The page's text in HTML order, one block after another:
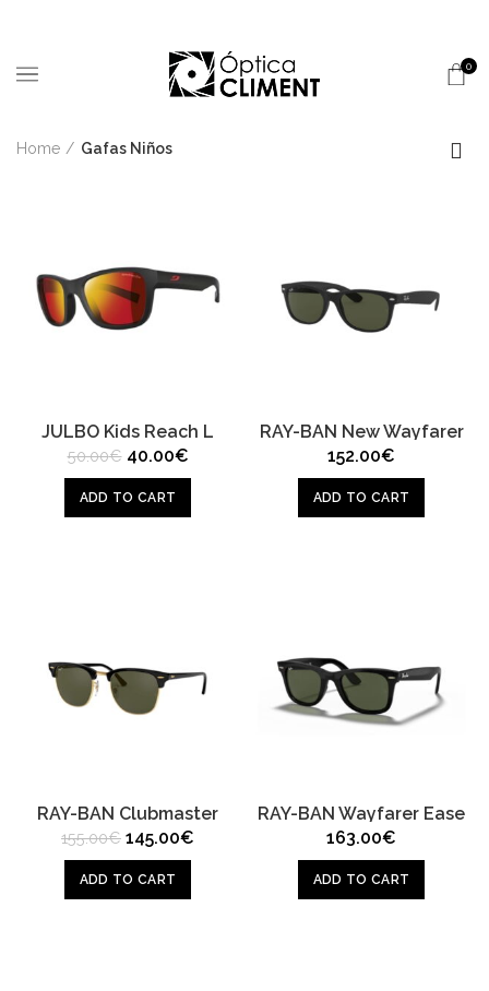
0
Home Gafas Niños
JULBO Kids Reach L
50.00€ Original
price
was:
50.00€.
40.00€Current
price
40.00€.
ADD TO CART
RAY-BAN New Wayfarer
152.00€
ADD TO CART
RAY-BAN Clubmaster
155.00€ Original
price
was:
155.00€.
145.00€
ADD TO CART
RAY-BAN Wayfarer Ease
163.00€
ADD TO CART